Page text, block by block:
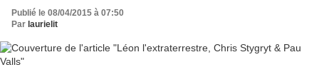
Publié le 08/04/2015 à 07:50
Par laurielit